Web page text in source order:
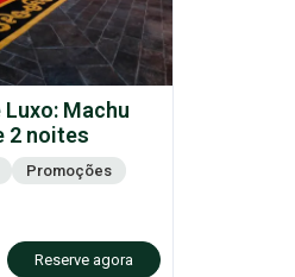
Machu
2 noites
Promoções
Reserve agora